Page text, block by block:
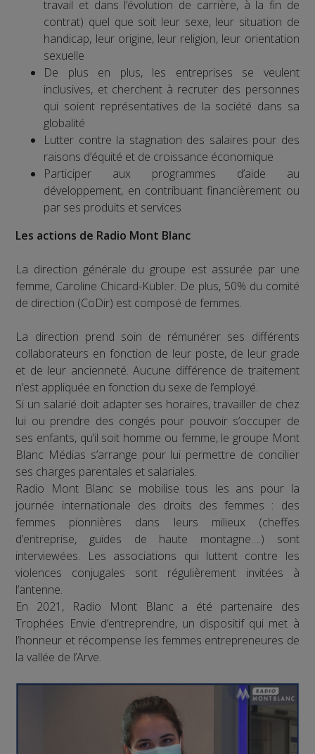
travail et dans l’évolution de carrière, à la fin de
contrat) quel que soit leur sexe, leur situation de
handicap, leur origine, leur religion, leur orientation
sexuelle
De plus en plus, les entreprises se veulent
inclusives, et cherchent à recruter des personnes
qui soient représentatives de la société dans sa
globalité
Lutter contre la stagnation des salaires pour des
raisons d’équité et de croissance économique
Participer aux programmes d’aide au
développement, en contribuant financièrement ou
par ses produits et services
Les actions de Radio Mont Blanc
La direction générale du groupe est assurée par une
femme, Caroline Chicard-Kubler. De plus, 50% du comité
de direction (CoDir) est composé de femmes.
La direction prend soin de rémunérer ses différents
collaborateurs en fonction de leur poste, de leur grade
et de leur ancienneté. Aucune différence de traitement
n’est appliquée en fonction du sexe de l’employé.
Si un salarié doit adapter ses horaires, travailler de chez
lui ou prendre des congés pour pouvoir s’occuper de
ses enfants, qu’il soit homme ou femme, le groupe Mont
Blanc Médias s’arrange pour lui permettre de concilier
ses charges parentales et salariales.
Radio Mont Blanc se mobilise tous les ans pour la
journée internationale des droits des femmes : des
femmes pionnières dans leurs milieux (cheffes
d’entreprise, guides de haute montagne….) sont
interviewées. Les associations qui luttent contre les
violences conjugales sont régulièrement invitées à
l’antenne.
En 2021, Radio Mont Blanc a été partenaire des
Trophées Envie d’entreprendre, un dispositif qui met à
l’honneur et récompense les femmes entrepreneures de
la vallée de l’Arve.